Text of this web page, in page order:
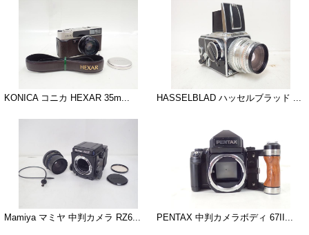
KONICA コニカ HEXAR 35m... HASSELBLAD ハッセルブラッド ...
Mamiya マミヤ 中判カメラ RZ6... PENTAX 中判カメラボディ 67II...